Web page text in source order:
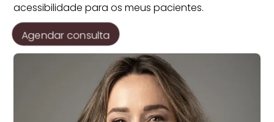
acessibilidade para os meus pacientes.
Agendar consulta